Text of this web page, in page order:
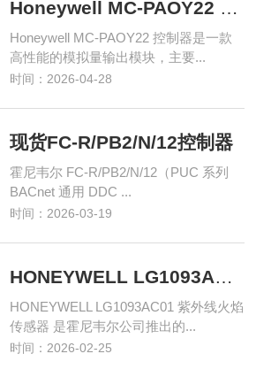
Honeywell MC-PAOY22 控制器
Honeywell MC-PAOY22 控制器是一款
高性能的模拟量输出模块，主要...
时间：2026-04-28
现货FC-R/PB2/N/12控制器
霍尼韦尔 FC-R/PB2/N/12（PUC 系列
BACnet 通用 DDC ...
时间：2026-03-19
HONEYWELL LG1093AC01 紫外线火焰传感器
HONEYWELL LG1093AC01 紫外线火焰
传感器 是霍尼韦尔公司推出的...
时间：2026-02-25